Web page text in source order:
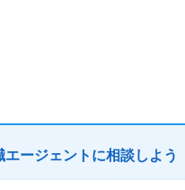
ージェントに相談しよう